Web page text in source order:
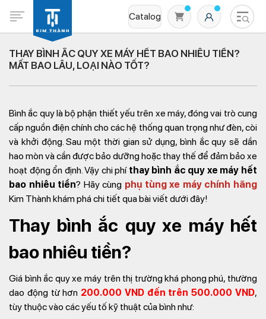
Catalog
Không có sản phẩm nào trong giỏ hàng
THAY BÌNH ẮC QUY XE MÁY HẾT BAO NHIÊU TIỀN?
MẤT BAO LÂU, LOẠI NÀO TỐT?
Bình ắc quy là bộ phận thiết yếu trên xe máy, đóng vai trò cung
cấp nguồn điện chính cho các hệ thống quan trọng như đèn, còi
và khởi động. Sau một thời gian sử dụng, bình ắc quy sẽ dần
hao mòn và cần được bảo dưỡng hoặc thay thế để đảm bảo xe
hoạt động ổn định. Vậy chi phí thay bình ắc quy xe máy hết
bao nhiêu tiền? Hãy cùng phụ tùng xe máy chính hãng
Kim Thành khám phá chi tiết qua bài viết dưới đây!
Thay bình ắc quy xe máy hết
bao nhiêu tiền?
Giá bình ắc quy xe máy trên thị trường khá phong phú, thường
dao động từ hơn 200.000 VND đến trên 500.000 VND,
tùy thuộc vào các yếu tố kỹ thuật của bình như: